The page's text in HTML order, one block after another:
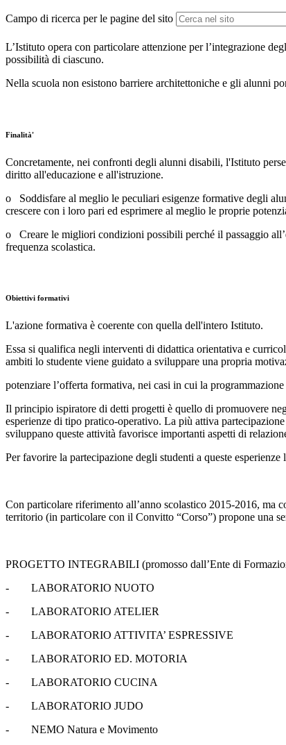
Campo di ricerca per le pagine del sito
L’Istituto opera con particolare attenzione per l’integrazione
possibilità di ciascuno.
Nella scuola non esistono barriere architettoniche e gli alunni
Finalità'
Concretamente, nei confronti degli alunni disabili, l'Istituto
diritto all'educazione e all'istruzione.
o Soddisfare al meglio le peculiari esigenze formative degli
crescere con i loro pari ed esprimere al meglio le proprie
o Creare le migliori condizioni possibili perché il passaggio
frequenza scolastica.
Obiettivi formativi
L'azione formativa è coerente con quella dell'intero Istituto.
Essa si qualifica negli interventi di didattica orientativa e
ambiti lo studente viene guidato a sviluppare una propria
potenziare l’offerta formativa, nei casi in cui la
Il principio ispiratore di detti progetti è quello di promuovere
esperienze di tipo pratico-operativo. La più attiva
sviluppano queste attività favorisce importanti aspetti di
Per favorire la partecipazione degli studenti a queste
Con particolare riferimento all’anno scolastico 2015-2016, ma
territorio (in particolare con il Convitto “Corso”) propone una
PROGETTO INTEGRABILI (promosso dall’Ente di
- LABORATORIO NUOTO
- LABORATORIO ATELIER
- LABORATORIO ATTIVITA’ ESPRESSIVE
- LABORATORIO ED. MOTORIA
- LABORATORIO CUCINA
- LABORATORIO JUDO
- NEMO Natura e Movimento